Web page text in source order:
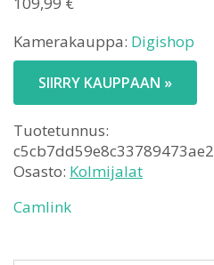
Kamerakauppa: Digishop
SIIRRY KAUPPAAN »
Tuotetunnus:
Osasto: Kolmijalat
Camlink